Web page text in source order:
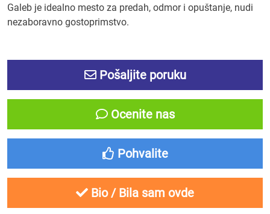
Galeb je idealno mesto za predah, odmor i opuštanje, nudi
nezaboravno gostoprimstvo.
Pošaljite poruku
Ocenite nas
Pohvalite
Bio / Bila sam ovde